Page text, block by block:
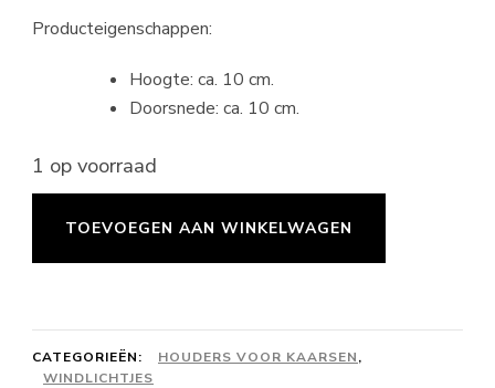
Producteigenschappen:
Hoogte: ca. 10 cm.
Doorsnede: ca. 10 cm.
1 op voorraad
TOEVOEGEN AAN WINKELWAGEN
CATEGORIEËN: HOUDERS VOOR KAARSEN,
WINDLICHTJES